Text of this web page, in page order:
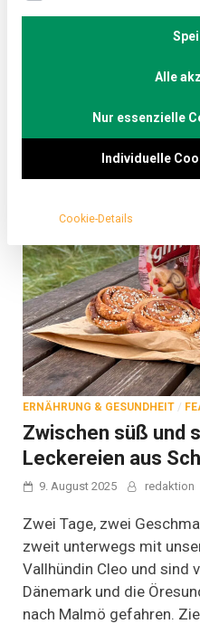
Heute noch in Hamburg,
heimischen
ERNÄHRUNG & GESUNDHEIT /
Zwischen süß und
Leckereien aus
9. August 2025 redaktion
Zwei Tage, zwei
zweit unterwegs mit
Vallhündin Cleo und sind
Dänemark und die
nach Malmö gefahren.
Alle
Nur essenzielle
Individuelle
Cookie-Details